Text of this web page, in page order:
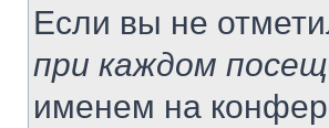
Если вы не
при каждом
именем на